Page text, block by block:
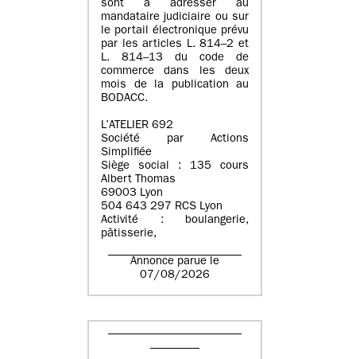
sont à adresser au
mandataire judiciaire ou sur
le portail électronique prévu
par les articles L. 814–2 et
L. 814–13 du code de
commerce dans les deux
mois de la publication au
BODACC.
L’ATELIER 692
Société par Actions
Simplifiée
Siège social : 135 cours
Albert Thomas
69003 Lyon
504 643 297 RCS Lyon
Activité : boulangerie,
pâtisserie,
Annonce parue le
07/08/2026